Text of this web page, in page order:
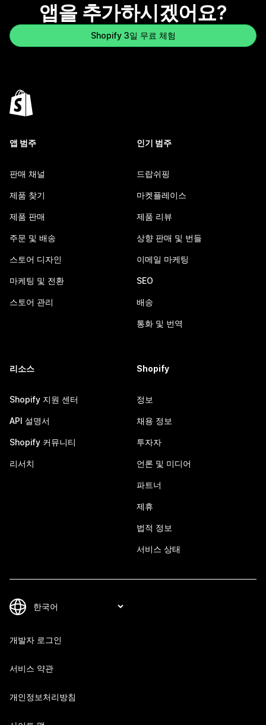
앱을 추가하시겠어요?
Shopify 3일 무료 체험
앱 범주
판매 채널
제품 찾기
제품 판매
주문 및 배송
스토어 디자인
마케팅 및 전환
스토어 관리
인기 범주
드랍쉬핑
마켓플레이스
제품 리뷰
상향 판매 및 번들
이메일 마케팅
SEO
배송
통화 및 번역
리소스
Shopify 지원 센터
API 설명서
Shopify 커뮤니티
리서치
Shopify
정보
채용 정보
투자자
언론 및 미디어
파트너
제휴
법적 정보
서비스 상태
개발자 로그인
서비스 약관
개인정보처리방침